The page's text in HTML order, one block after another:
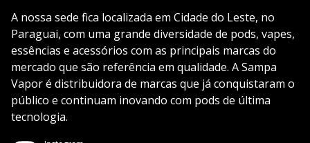
A nossa sede fica localizada em Cidade do Leste, no
Paraguai, com uma grande diversidade de pods, vapes,
essências e acessórios com as principais marcas do
mercado que são referência em qualidade. A Sampa
Vapor é distribuidora de marcas que já conquistaram o
público e continuam inovando com pods de última
tecnologia.